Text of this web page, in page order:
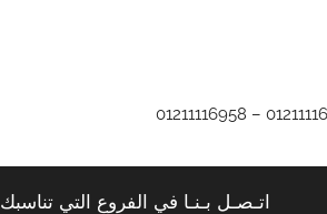
اتـصـل بـنـا في الفروع التي تناسبك